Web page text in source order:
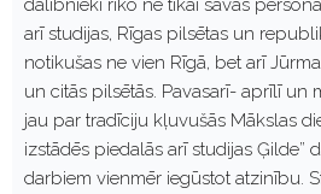
arī studijas, Rīgas pilsētas un
notikušas ne vien Rīgā, bet arī
un citās pilsētās. Pavasarī- aprīlī un
jau par tradīciju kļuvušās Mākslas
izstādēs piedalās arī studijas Ģilde”
darbiem vienmēr iegūstot atzinību.